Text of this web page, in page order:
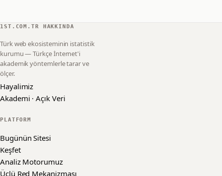
1ST.COM.TR HAKKINDA
Türk web ekosisteminin istatistik
kurumu — Türkçe İnternet'i
akademik yöntemlerle tarar ve
ölçer.
Hayalimiz
Akademi · Açık Veri
PLATFORM
Bugünün Sitesi
Keşfet
Analiz Motorumuz
Üçlü Red Mekanizması